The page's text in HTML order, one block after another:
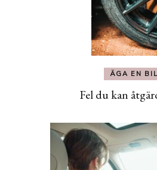
ÄGA EN BIL
Fel du kan